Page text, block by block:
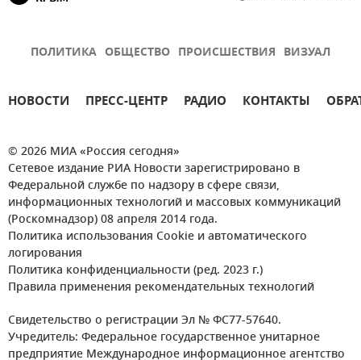
ПОЛИТИКА ОБЩЕСТВО ПРОИСШЕСТВИЯ ВИЗУАЛ
НОВОСТИ ПРЕСС-ЦЕНТР РАДИО КОНТАКТЫ
© 2026 МИА «Россия сегодня»
Сетевое издание РИА Новости зарегистрировано в
Федеральной службе по надзору в сфере связи,
информационных технологий и массовых коммуникаций
(Роскомнадзор) 08 апреля 2014 года.
Политика использования Cookie и автоматического
логирования
Политика конфиденциальности (ред. 2023 г.)
Правила применения рекомендательных технологий
Свидетельство о регистрации Эл № ФС77-57640.
Учредитель: Федеральное государственное унитарное
предприятие Международное информационное агентство